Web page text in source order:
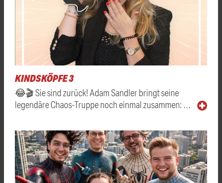
KINDSKÖPFE 3
😂🎬 Sie sind zurück! Adam Sandler bringt seine
legendäre Chaos-Truppe noch einmal zusammen: …